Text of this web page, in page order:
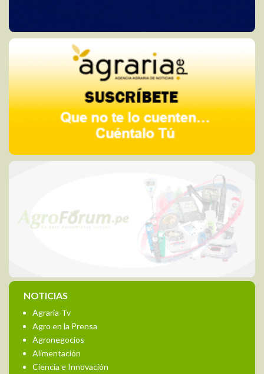
NOTICIAS
Agraria-Tv
Agro en la Prensa
Agronegocios
Alimentación
Ciencia e Innovación